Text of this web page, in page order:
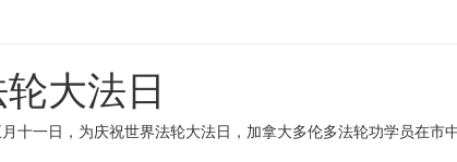
大法日
十一日，为庆祝世界法轮大法日，加拿大多伦多法轮功学员在